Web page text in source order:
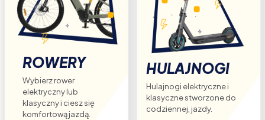
ROWERY
Wybierz rower
elektryczny lub
klasyczny i ciesz się
komfortową jazdą.
HULAJNOGI
Hulajnogi elektryczne i
klasyczne stworzone do
codziennej, jazdy.